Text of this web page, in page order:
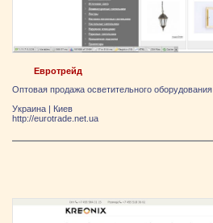
Евротрейд
Оптовая продажа осветительного оборудования
Украина
Киев
http://eurotrade.net.ua